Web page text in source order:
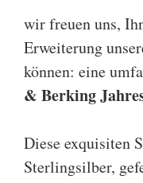
wir freuen uns,
Erweiterung
können: eine
& Berking
Diese exquisiten
Sterlingsilber,